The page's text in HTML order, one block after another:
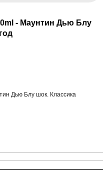
- Маунтин Дью Блу
Дью Блу шок. Классика